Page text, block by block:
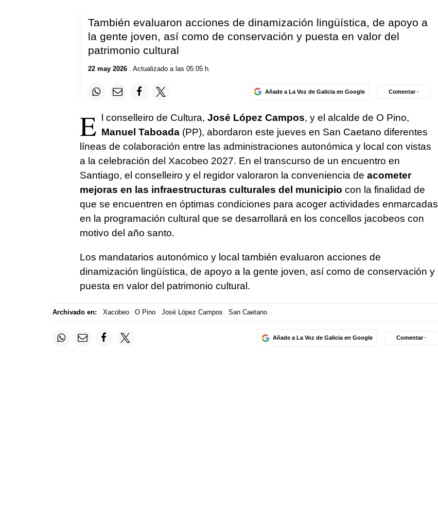
También evaluaron acciones de dinamización lingüística, de apoyo a
la gente joven, así como de conservación y puesta en valor del
patrimonio cultural
22 may 2026. Actualizado a las 05:05 h.
Añade a La Voz de Galicia en Google Comentar ·
E l conselleiro de Cultura, José López Campos, y el alcalde de O Pino,
Manuel Taboada(PP), abordaron este jueves en San Caetano diferentes
líneas de colaboración entre las administraciones autonómica y local con vistas
a la celebración del Xacobeo 2027. En el transcurso de un encuentro en
Santiago, el conselleiro y el regidor valoraron la conveniencia de acometer
mejoras en las infraestructuras culturales del municipio con la finalidad de
que se encuentren en óptimas condiciones para acoger actividades enmarcadas
en la programación cultural que se desarrollará en los concellos jacobeos con
motivo del año santo.
Los mandatarios autonómico y local también evaluaron acciones de
dinamización lingüística, de apoyo a la gente joven, así como de conservación y
puesta en valor del patrimonio cultural.
Archivado en: Xacobeo O Pino José López Campos San Caetano
Añade a La Voz de Galicia en Google Comentar ·